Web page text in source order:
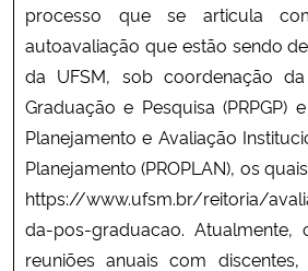
Ministério da Mulher, da Família e dos Direitos
Secretaria-Geral
Secretaria de Governo
Gabinete de Segurança Institucional
Advocacia-Geral da União
processo que se articula
autoavaliação que estão sendo
da UFSM, sob coordenação
Graduação e Pesquisa (PRPGP)
Planejamento e Avaliação
Planejamento (PROPLAN), os
https://www.ufsm.br/reitoria/
da-pos-graduacao. Atualmente,
reuniões anuais com